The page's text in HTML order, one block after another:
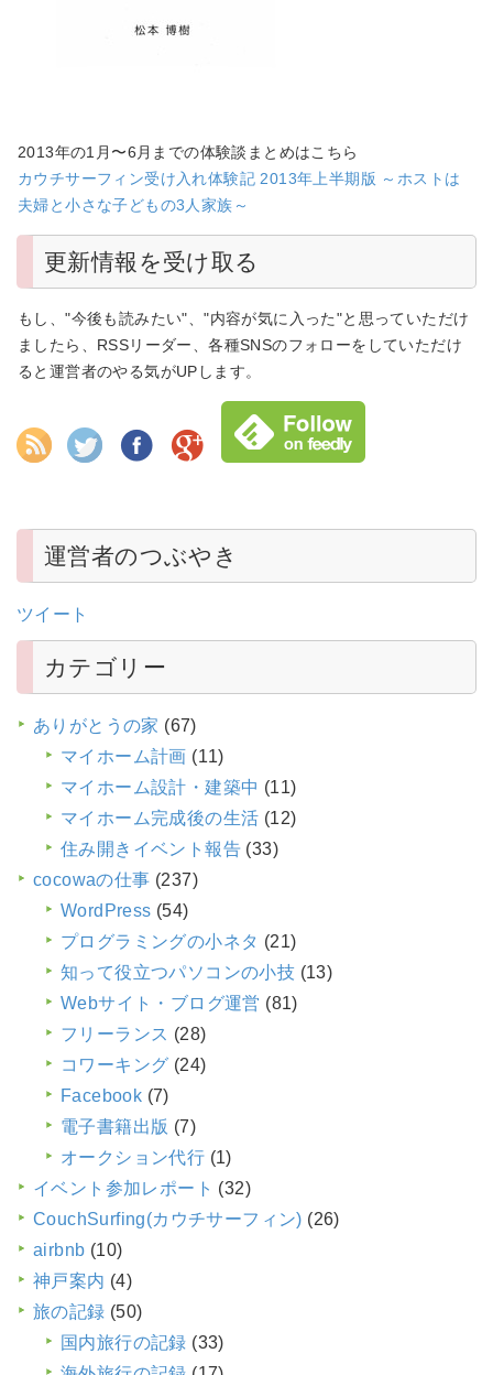
2013年の1月〜6月までの体験談まとめはこちら
カウチサーフィン受け入れ体験記 2013年上半期版 ～ホストは
夫婦と小さな子どもの3人家族～
更新情報を受け取る
もし、"今後も読みたい"、"内容が気に入った"と思っていただけ
ましたら、RSSリーダー、各種SNSのフォローをしていただけ
ると運営者のやる気がUPします。
運営者のつぶやき
ツイート
カテゴリー
ありがとうの家 (67)
マイホーム計画 (11)
マイホーム設計・建築中 (11)
マイホーム完成後の生活 (12)
住み開きイベント報告 (33)
cocowaの仕事 (237)
WordPress (54)
プログラミングの小ネタ (21)
知って役立つパソコンの小技 (13)
Webサイト・ブログ運営 (81)
フリーランス (28)
コワーキング (24)
Facebook (7)
電子書籍出版 (7)
オークション代行 (1)
イベント参加レポート (32)
CouchSurfing(カウチサーフィン) (26)
airbnb (10)
神戸案内 (4)
旅の記録 (50)
国内旅行の記録 (33)